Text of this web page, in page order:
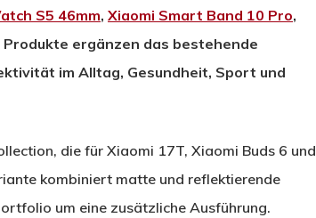
S5 46mm, Xiaomi Smart Band 10 Pro,
Produkte ergänzen das bestehende
im Alltag, Gesundheit, Sport und
die für Xiaomi 17T, Xiaomi Buds 6 und
kombiniert matte und reflektierende
um eine zusätzliche Ausführung.